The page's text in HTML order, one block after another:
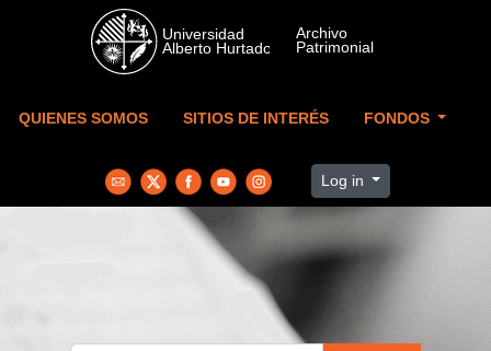
Skip to main content
QUIENES SOMOS SITIOS DE INTERÉS FONDOS
Log in